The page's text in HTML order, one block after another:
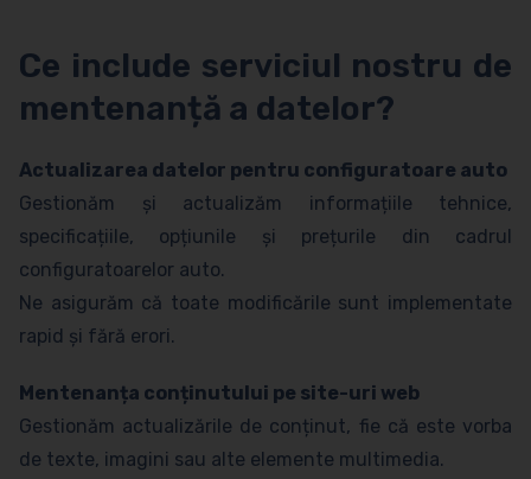
Ce include serviciul nostru de
mentenanță a datelor?
Actualizarea datelor pentru configuratoare auto
Gestionăm și actualizăm informațiile tehnice,
specificațiile, opțiunile și prețurile din cadrul
configuratoarelor auto.
Ne asigurăm că toate modificările sunt implementate
rapid și fără erori.
Mentenanța conținutului pe site-uri web
Gestionăm actualizările de conținut, fie că este vorba
de texte, imagini sau alte elemente multimedia.